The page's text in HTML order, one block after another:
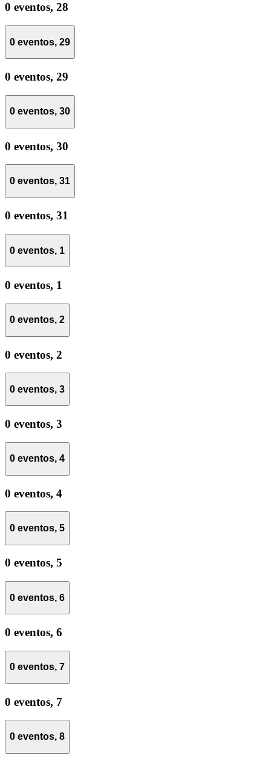
0 eventos, 28
0 eventos, 29
0 eventos, 29
0 eventos, 30
0 eventos, 30
0 eventos, 31
0 eventos, 31
0 eventos, 1
0 eventos, 1
0 eventos, 2
0 eventos, 2
0 eventos, 3
0 eventos, 3
0 eventos, 4
0 eventos, 4
0 eventos, 5
0 eventos, 5
0 eventos, 6
0 eventos, 6
0 eventos, 7
0 eventos, 7
0 eventos, 8